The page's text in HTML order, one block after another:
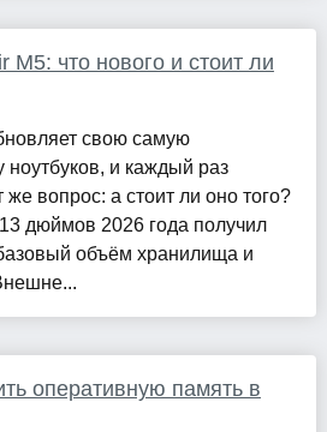
M5: что нового и стоит ли
свою самую
ноутбуков, и каждый раз
же вопрос: а стоит ли оно того?
дюймов 2026 года получил
объём хранилища и
оперативную память в